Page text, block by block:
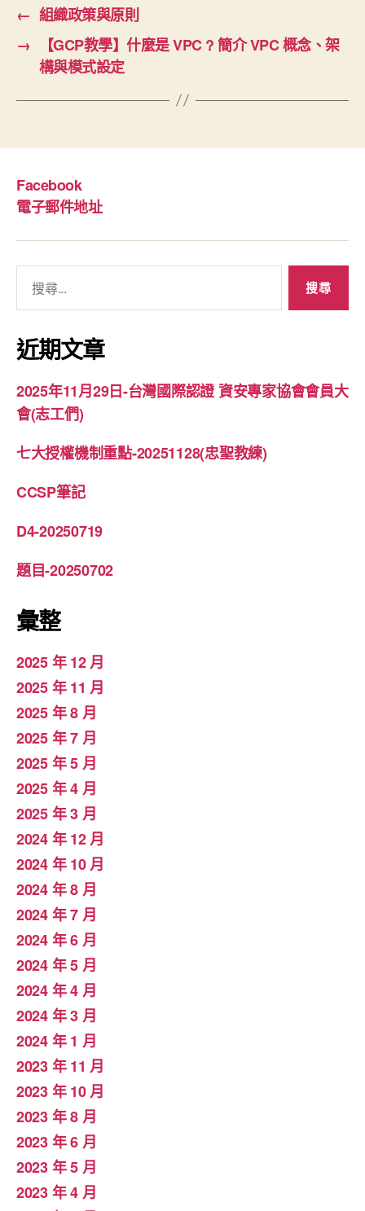
← 組織政策與原則
→
【GCP教學】什麼是 VPC ? 簡介 VPC 概念、架
構與模式設定
Facebook
電子郵件地址
關
鍵
字:
近期文章
2025年11月29日-台灣國際認證 資安專家協會會員大
會(志工們)
七大授權機制重點-20251128(忠聖教練)
CCSP筆記
D4-20250719
題目-20250702
彙整
2025 年 12 月
2025 年 11 月
2025 年 8 月
2025 年 7 月
2025 年 5 月
2025 年 4 月
2025 年 3 月
2024 年 12 月
2024 年 10 月
2024 年 8 月
2024 年 7 月
2024 年 6 月
2024 年 5 月
2024 年 4 月
2024 年 3 月
2024 年 1 月
2023 年 11 月
2023 年 10 月
2023 年 8 月
2023 年 6 月
2023 年 5 月
2023 年 4 月